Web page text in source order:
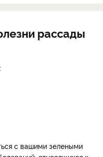
рассады
с вашими зелеными